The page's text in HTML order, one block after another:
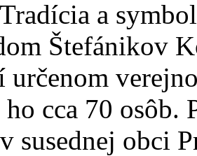
a
Štefánikov
určenom
cca 70 osôb.
susednej obci